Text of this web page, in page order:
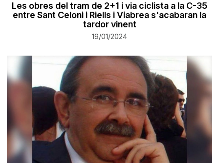
Les obres del tram de 2+1 i via ciclista a la C-35
entre Sant Celoni i Riells i Viabrea s'acabaran la
tardor vinent
19/01/2024